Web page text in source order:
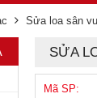
Sửa loa sân
SỬA
Mã SP: